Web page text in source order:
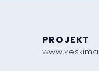
PROJEKT